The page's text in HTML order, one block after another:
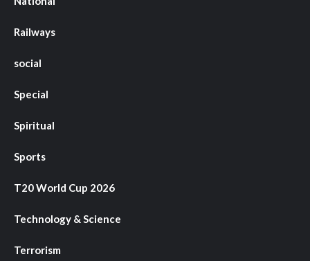
Railways
social
Special
Spiritual
Sports
T20 World Cup 2026
Technology & Science
Terrorism